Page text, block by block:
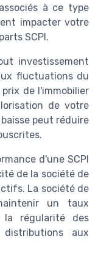
à ce type
impacter votre
SCPI.
investissement
fluctuations du
de l'immobilier
de votre
peut réduire
d'une SCPI
de la société de
La société de
un taux
la régularité des
aux